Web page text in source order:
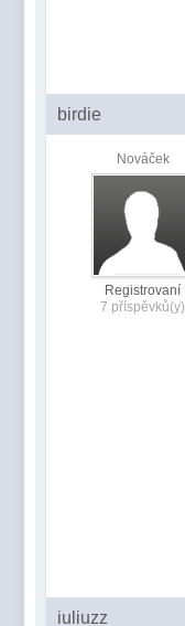
birdie
Nováček
Registrovaní
7 příspěvků(y)
iuliuzz